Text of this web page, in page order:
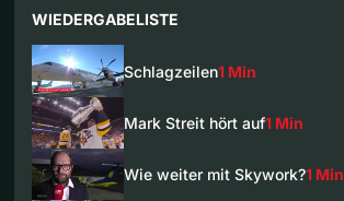
WIEDERGABELISTE
Schlagzeilen1 Min
Mark Streit hört auf1 Min
Wie weiter mit Skywork?1 Min